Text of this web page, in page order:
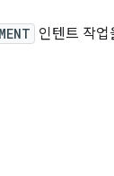
인텐트 작